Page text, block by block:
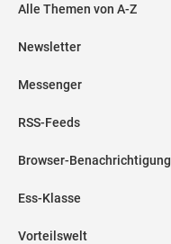
Alle Themen von A-Z
Newsletter
Messenger
RSS-Feeds
Browser-Benachrichtigung
Ess-Klasse
Vorteilswelt